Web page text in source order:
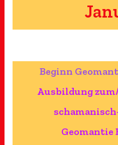
Beginn
Ausbildung
Geomantie